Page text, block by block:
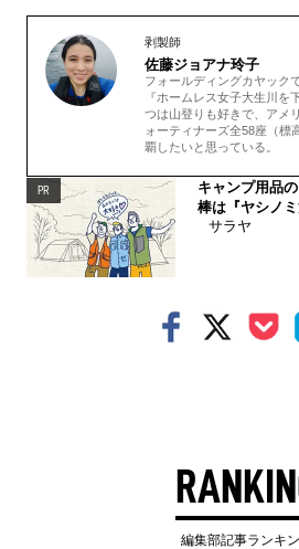
剥製師
佐藤ジョアナ玲子
フォールディングカヤック
『ホームレス女子大生川を
つは山登りも好きで、アメ
ォーティナーズ全58座（標
覇したいと思っている。
PR
キャンプ用品
棒は『ヤシノミ
サラヤ
編集部記事ランキ